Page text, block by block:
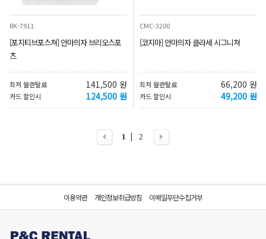
RK-7911
[포지티브포스쳐] 안마의자 브리오스포
츠
최저 월렌탈료 141,500 원
카드 할인시 124,500 원
CMC-3200
[코지마] 안마의자 클라세 시그니쳐
최저 월렌탈료 66,200 원
카드 할인시 49,200 원
1 | 2
이용약관 개인정보취급방침 이메일무단수집거부